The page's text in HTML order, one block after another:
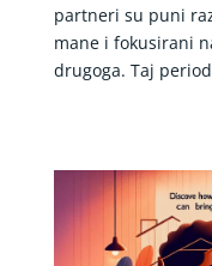
partneri su puni
mane i fokusirani
drugoga. Taj